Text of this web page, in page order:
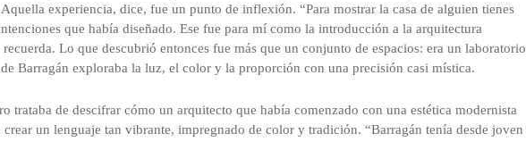
experiencia, dice, fue un punto de inflexión. “Para mostrar la casa de alguien tienes
que había diseñado. Ese fue para mí como la introducción a la arquitectura
Lo que descubrió entonces fue más que un conjunto de espacios: era un laboratorio
Barragán exploraba la luz, el color y la proporción con una precisión casi mística.
trataba de descifrar cómo un arquitecto que había comenzado con una estética modernista
un lenguaje tan vibrante, impregnado de color y tradición. “Barragán tenía desde joven